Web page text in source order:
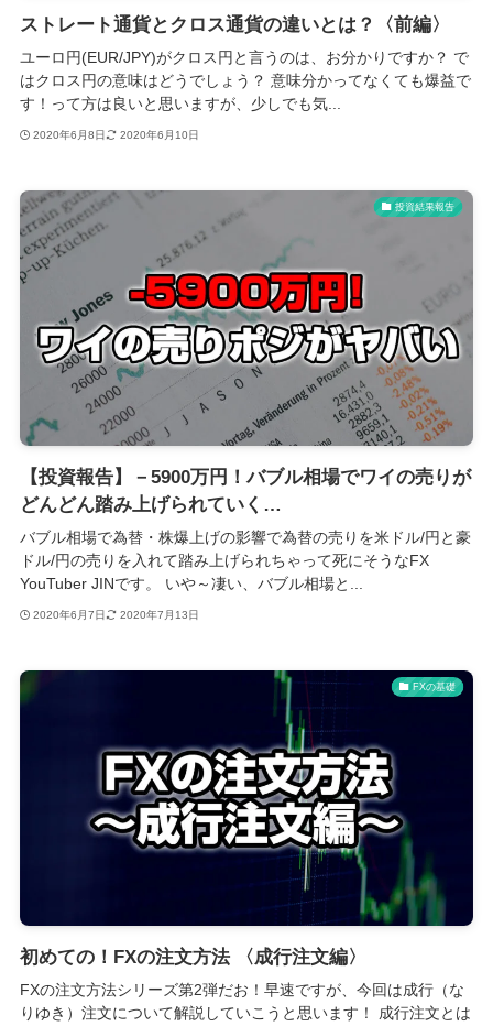
ストレート通貨とクロス通貨の違いとは？〈前編〉
ユーロ円(EUR/JPY)がクロス円と言うのは、お分かりですか？ で
はクロス円の意味はどうでしょう？ 意味分かってなくても爆益で
す！って方は良いと思いますが、少しでも気...
2020年6月8日 2020年6月10日
投資結果報告
【投資報告】－5900万円！バブル相場でワイの売りが
どんどん踏み上げられていく…
バブル相場で為替・株爆上げの影響で為替の売りを米ドル/円と豪
ドル/円の売りを入れて踏み上げられちゃって死にそうなFX
YouTuber JINです。 いや～凄い、バブル相場と...
2020年6月7日 2020年7月13日
FXの基礎
初めての！FXの注文方法 〈成行注文編〉
FXの注文方法シリーズ第2弾だお！早速ですが、今回は成行（な
りゆき）注文について解説していこうと思います！ 成行注文とは